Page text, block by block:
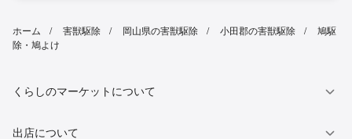
ホーム 害獣駆除 岡山県の害獣駆除 小田郡の害獣駆除
鳩駆
除・鳩よけ
くらしのマーケットについて
出店について